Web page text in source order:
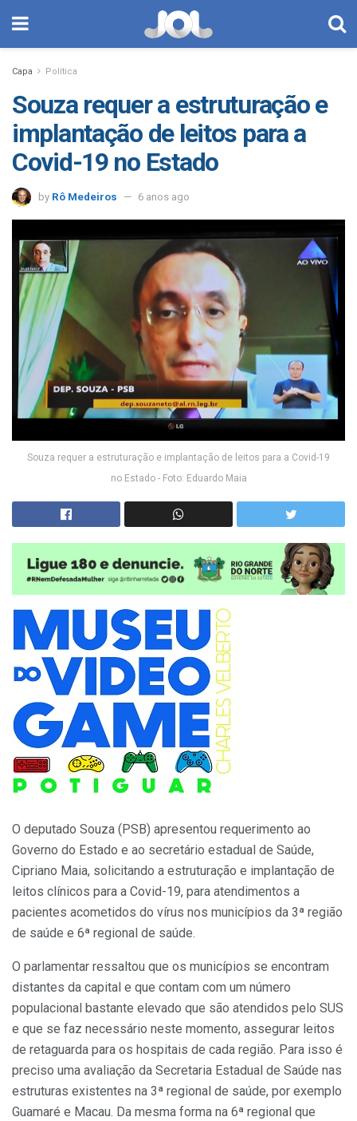
Capa Política
Souza requer a estruturação e
implantação de leitos para a
Covid-19 no Estado
by Rô Medeiros 6 anos ago
Souza requer a estruturação e implantação de leitos para a Covid-19
no Estado - Foto: Eduardo Maia
O deputado Souza (PSB) apresentou requerimento ao
Governo do Estado e ao secretário estadual de Saúde,
Cipriano Maia, solicitando a estruturação e implantação de
leitos clínicos para a Covid-19, para atendimentos a
pacientes acometidos do vírus nos municípios da 3ª região
de saúde e 6ª regional de saúde.
O parlamentar ressaltou que os municípios se encontram
distantes da capital e que contam com um número
populacional bastante elevado que são atendidos pelo SUS
e que se faz necessário neste momento, assegurar leitos
de retaguarda para os hospitais de cada região. Para isso é
preciso uma avaliação da Secretaria Estadual de Saúde nas
estruturas existentes na 3ª regional de saúde, por exemplo
Guamaré e Macau. Da mesma forma na 6ª regional que